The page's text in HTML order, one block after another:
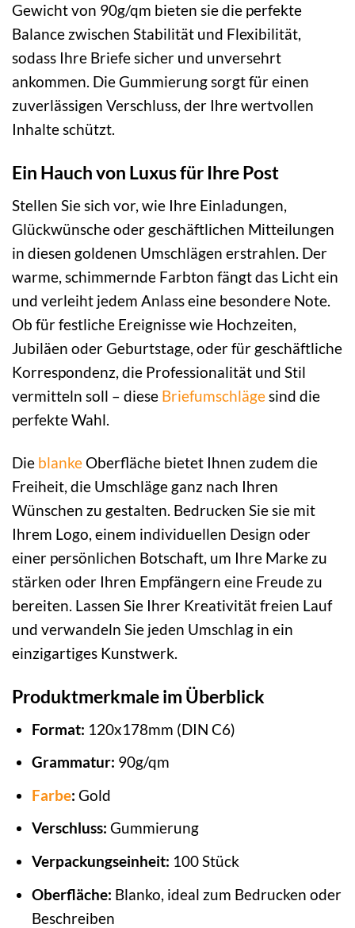
Gewicht von 90g/qm bieten sie die perfekte
Balance zwischen Stabilität und Flexibilität,
sodass Ihre Briefe sicher und unversehrt
ankommen. Die Gummierung sorgt für einen
zuverlässigen Verschluss, der Ihre wertvollen
Inhalte schützt.
Ein Hauch von Luxus für Ihre Post
Stellen Sie sich vor, wie Ihre Einladungen,
Glückwünsche oder geschäftlichen Mitteilungen
in diesen goldenen Umschlägen erstrahlen. Der
warme, schimmernde Farbton fängt das Licht ein
und verleiht jedem Anlass eine besondere Note.
Ob für festliche Ereignisse wie Hochzeiten,
Jubiläen oder Geburtstage, oder für geschäftliche
Korrespondenz, die Professionalität und Stil
vermitteln soll – diese Briefumschläge sind die
perfekte Wahl.
Die blanke Oberfläche bietet Ihnen zudem die
Freiheit, die Umschläge ganz nach Ihren
Wünschen zu gestalten. Bedrucken Sie sie mit
Ihrem Logo, einem individuellen Design oder
einer persönlichen Botschaft, um Ihre Marke zu
stärken oder Ihren Empfängern eine Freude zu
bereiten. Lassen Sie Ihrer Kreativität freien Lauf
und verwandeln Sie jeden Umschlag in ein
einzigartiges Kunstwerk.
Produktmerkmale im Überblick
Format: 120x178mm (DIN C6)
Grammatur: 90g/qm
Farbe: Gold
Verschluss: Gummierung
Verpackungseinheit: 100 Stück
Oberfläche: Blanko, ideal zum Bedrucken oder
Beschreiben